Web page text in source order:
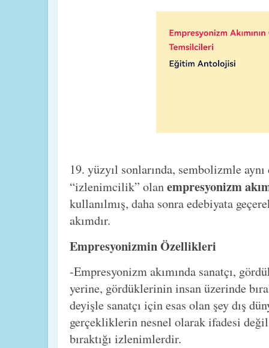
19. yüzyıl sonlarında, sembolizmle
“izlenimcilik” olanempresyonizm
kullanılmış, daha sonra edebiyata
akımdır.
Empresyonizmin Özellikleri
-Empresyonizm akımında sanatçı,
yerine, gördüklerinin insan üzerinde
deyişle sanatçı için esas olan şey dış
gerçekliklerin nesnel olarak ifadesi
bıraktığı izlenimlerdir.